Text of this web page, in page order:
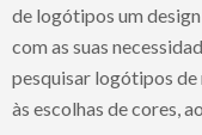
de logótipos um
com as suas
pesquisar logótipos de
às escolhas de cores,